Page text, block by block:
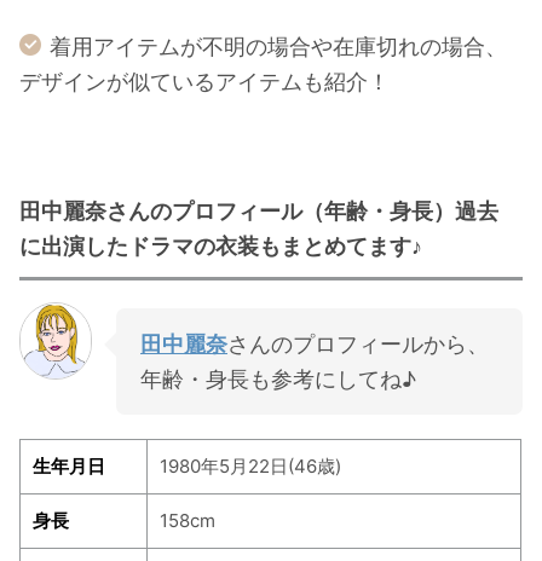
着用アイテムが不明の場合や在庫切れの場合、
デザインが似ているアイテムも紹介！
田中麗奈さんのプロフィール（年齢・身長）過去
に出演したドラマの衣装もまとめてます♪
田中麗奈さんのプロフィールから、
年齢・身長も参考にしてね♪
生年月日 1980年5月22日(46歳)
身長 158cm